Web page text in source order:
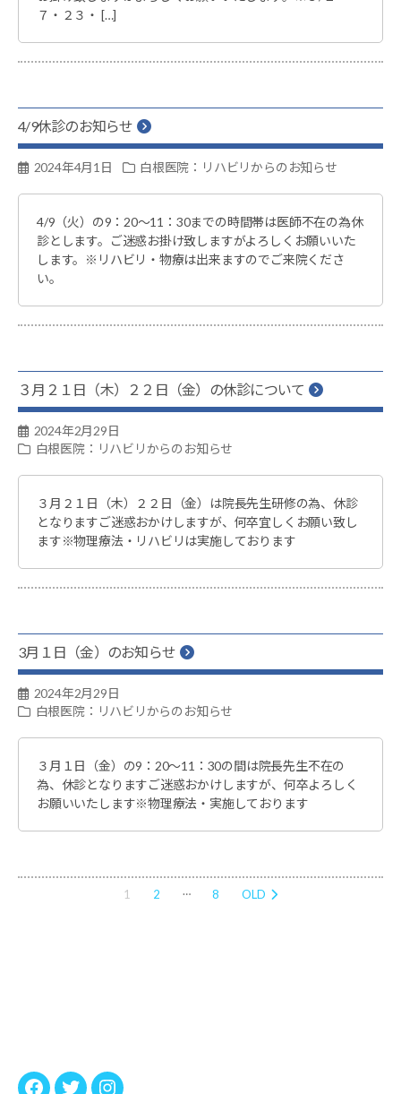
７・２３・ […]
4/9休診のお知らせ
2024年4月1日 白根医院：リハビリからのお知らせ
4/9（火）の9：20～11：30までの時間帯は医師不在の為休
診とします。ご迷惑お掛け致しますがよろしくお願いいた
します。※リハビリ・物療は出来ますのでご来院くださ
い。
３月２１日（木）２２日（金）の休診について
2024年2月29日
白根医院：リハビリからのお知らせ
３月２１日（木）２２日（金）は院長先生研修の為、休診
となりますご迷惑おかけしますが、何卒宜しくお願い致し
ます※物理療法・リハビリは実施しております
3月１日（金）のお知らせ
2024年2月29日
白根医院：リハビリからのお知らせ
３月１日（金）の9：20～11：30の間は院長先生不在の
為、休診となりますご迷惑おかけしますが、何卒よろしく
お願いいたします※物理療法・実施しております
投
1 2 … 8 OLD